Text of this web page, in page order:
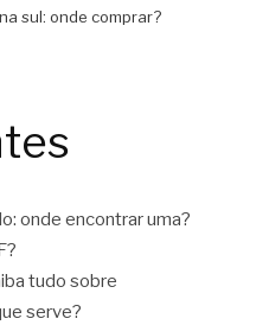
sul: onde comprar?
onde encontrar uma?
tudo sobre
serve?